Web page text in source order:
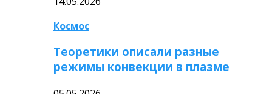
Космос
Теоретики описали разные
режимы конвекции в плазме